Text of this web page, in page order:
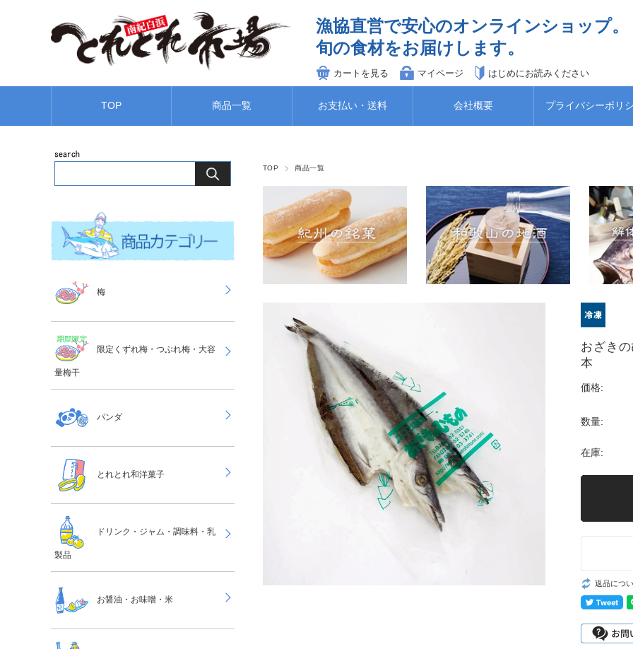
漁協直営で安心のオンラインショップ。
旬の食材をお届けします。
カートを見る マイページ はじめにお読みください
TOP 商品一覧 お支払い・送料 会社概要 プライバシーポリ
TOP 商品一覧
おざき
本
価格:
数量:
在庫:
返品につ
梅
限定くずれ梅・つぶれ梅・大容
量梅干
パンダ
とれとれ和洋菓子
ドリンク・ジャム・調味料・乳
製品
お醤油・お味噌・米